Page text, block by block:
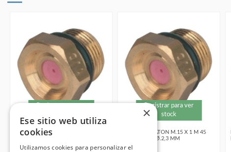
BOQUILLA LATON M.15 X 1 M 45
Registrar para ver
stock
BOQUILLA LATON M.15 X 1 M 45
LTS 220 BAR Ø.2,3 MM
×
Ese sitio web utiliza
cookies
Utilizamos cookies para personalizar el